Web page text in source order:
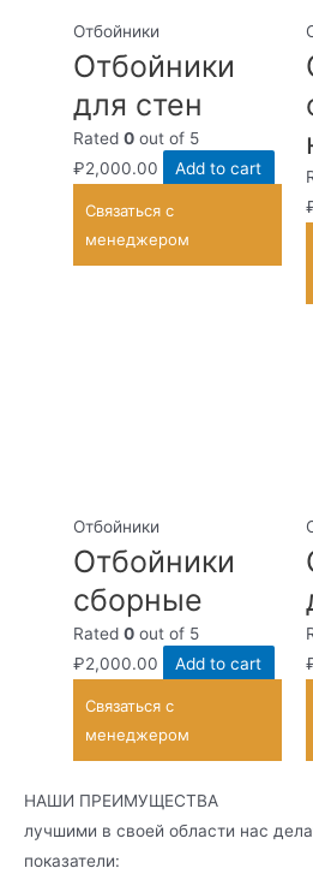
Отбойники
Отбойники
для стен
Rated0 out of 5
₽2,000.00 Add to cart
Связаться с
менеджером
Отбойники
Отбойники
сборные
Rated0 out of 5
₽2,000.00 Add to cart
Связаться с
менеджером
НАШИ ПРЕИМУЩЕСТВА
лучшими в своей области нас
показатели: